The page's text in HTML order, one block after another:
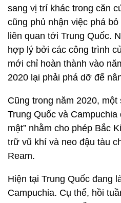
sang vị trí khác trong căn
cũng phủ nhận việc phá
liên quan tới Trung Quốc.
hợp lý bởi các công trình
mới chỉ hoàn thành vào
2020 lại phải phá dỡ để
Cũng trong năm 2020,
Trung Quốc và Campuchia
mật” nhằm cho phép Bắc
trữ vũ khí và neo đậu tàu
Ream.
Hiện tại Trung Quốc đang
Campuchia. Cụ thể, hồi